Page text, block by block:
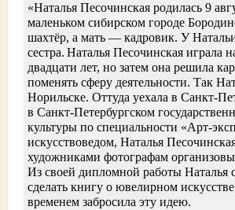
Волчка). - Текст:
непосредственный.
«Наталья Песочинская родилась 9
маленьком сибирском городе
шахтёр, а мать — кадровик. У
сестра. Наталья Песочинская играла
двадцати лет, но затем она решила
поменять сферу деятельности. Так
Норильске. Оттуда уехала в Санкт-
в Санкт-Петербургском
культуры по специальности «Арт-
искусствоведом, Наталья
художниками фотографам
Из своей дипломной работы Наталья
сделать книгу о ювелирном
временем забросила эту идею.